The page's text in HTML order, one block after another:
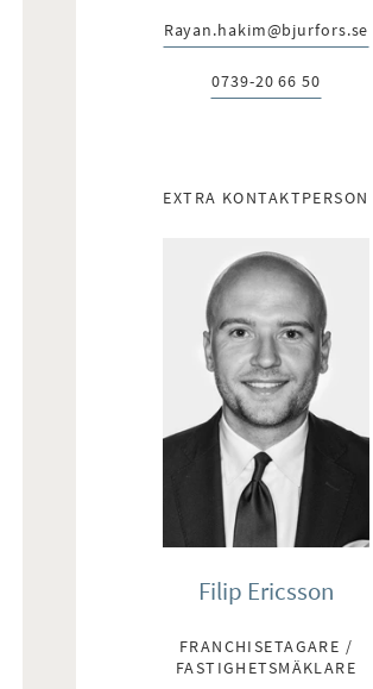
E-post:
Rayan.hakim@bjurfors.se
Telefon:
0739-20 66 50
EXTRA KONTAKTPERSON
Filip Ericsson
FRANCHISETAGARE /
FASTIGHETSMÄKLARE